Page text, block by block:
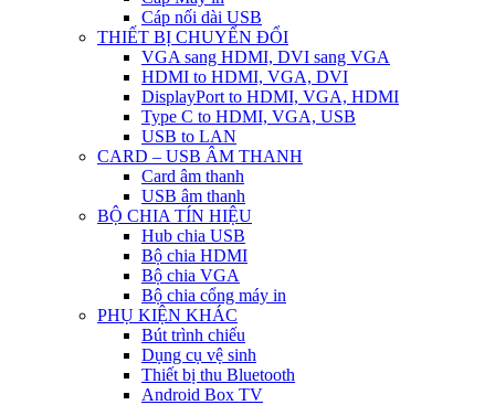
Cáp nối dài USB
THIẾT BỊ CHUYỂN ĐỔI
VGA sang HDMI, DVI sang VGA
HDMI to HDMI, VGA, DVI
DisplayPort to HDMI, VGA, HDMI
Type C to HDMI, VGA, USB
USB to LAN
CARD – USB ÂM THANH
Card âm thanh
USB âm thanh
BỘ CHIA TÍN HIỆU
Hub chia USB
Bộ chia HDMI
Bộ chia VGA
Bộ chia cổng máy in
PHỤ KIỆN KHÁC
Bút trình chiếu
Dụng cụ vệ sinh
Thiết bị thu Bluetooth
Android Box TV